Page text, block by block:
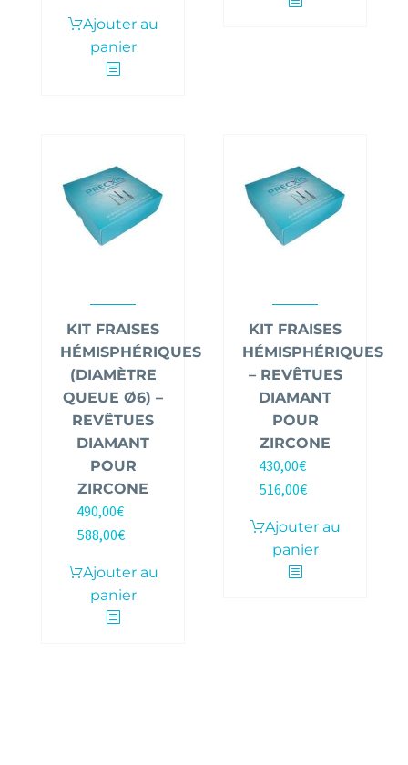
Ajouter au
panier
KIT FRAISES
HÉMISPHÉRIQUES
(DIAMÈTRE
QUEUE Ø6) –
REVÊTUES
DIAMANT
POUR
ZIRCONE
490,00€
588,00€
Ajouter au
panier
KIT FRAISES
HÉMISPHÉRIQUES
– REVÊTUES
DIAMANT
POUR
ZIRCONE
430,00€
516,00€
Ajouter au
panier